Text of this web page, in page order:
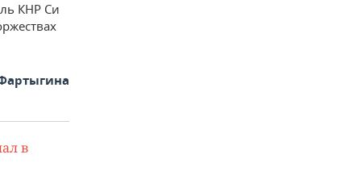
КНР Си
в